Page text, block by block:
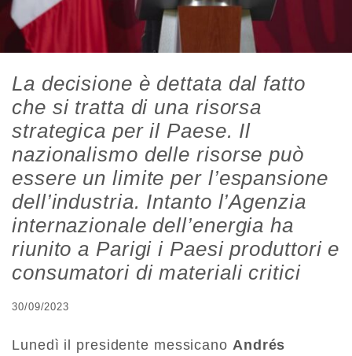
La decisione è dettata dal fatto
che si tratta di una risorsa
strategica per il Paese. Il
nazionalismo delle risorse può
essere un limite per l’espansione
dell’industria. Intanto l’Agenzia
internazionale dell’energia ha
riunito a Parigi i Paesi produttori e
consumatori di materiali critici
30/09/2023
Lunedì il presidente messicano Andrés